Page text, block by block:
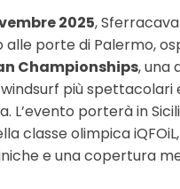
2025,
porte di Palermo,
Championships, una
più spettacolari
L’evento porterà in
classe olimpica
e una copertura